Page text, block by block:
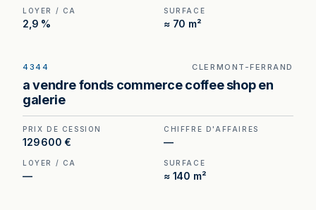
LOYER / CA
2,9 %
SURFACE
≈ 70 m²
Coffee shop à vendre à Clermont-Ferrand — 200
m² en galerie, un format difficile à recréer à ce
niveau de prix.
4344 CLERMONT-FERRAND
a vendre fonds commerce coffee shop en
galerie
PRIX DE CESSION
129 600 €
CHIFFRE D'AFFAIRES
—
LOYER / CA
—
SURFACE
≈ 140 m²